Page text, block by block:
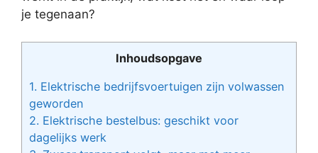
je tegenaan?
Inhoudsopgave
1. Elektrische bedrijfsvoertuigen zijn volwassen
geworden
2. Elektrische bestelbus: geschikt voor
dagelijks werk